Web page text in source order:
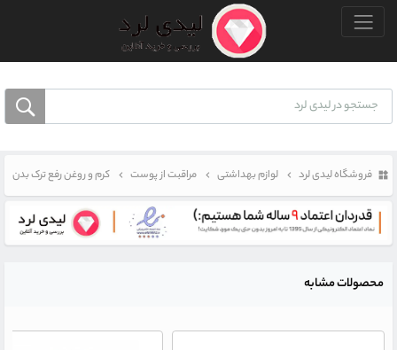
منو بالا
فروشگاه لیدی لرد لوازم بهداشتی مراقبت از پوست کرم و روغن رفع ترک بدن
محصولات مشابه